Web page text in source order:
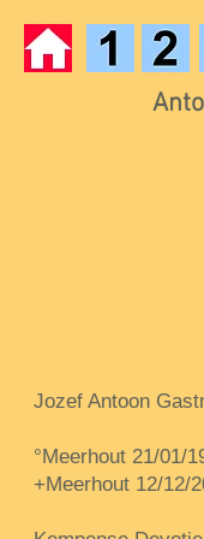
Jozef Antoon
°Meerhout 21/01/
+Meerhout 12/12/